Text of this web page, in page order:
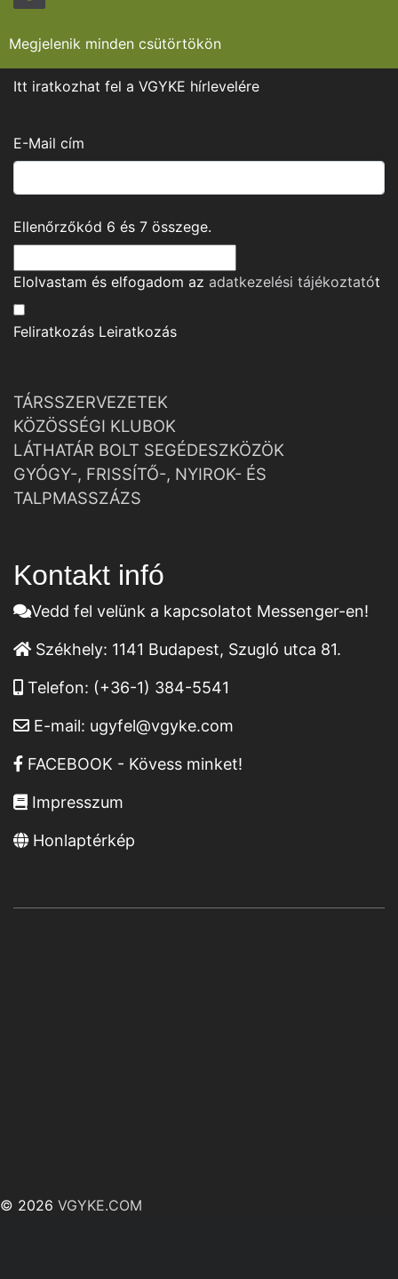
Megjelenik minden csütörtökön
Itt iratkozhat fel a VGYKE hírlevelére
E-Mail cím
Ellenőrzőkód 6 és 7 összege.
Elolvastam és elfogadom az adatkezelési tájékoztatót
Feliratkozás Leiratkozás
TÁRSSZERVEZETEK
KÖZÖSSÉGI KLUBOK
LÁTHATÁR BOLT SEGÉDESZKÖZÖK
GYÓGY-, FRISSÍTŐ-, NYIROK- ÉS
TALPMASSZÁZS
Kontakt infó
Vedd fel velünk a kapcsolatot Messenger-en!
Székhely: 1141 Budapest, Szugló utca 81.
Telefon: (+36-1) 384-5541
E-mail: ugyfel@vgyke.com
FACEBOOK - Kövess minket!
Impresszum
Honlaptérkép
© 2026 VGYKE.COM